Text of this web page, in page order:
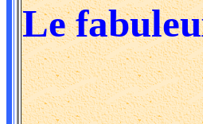
Le